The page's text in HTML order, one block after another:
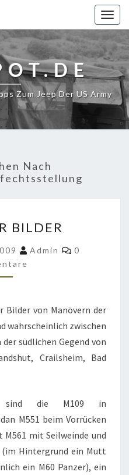
Zum Jeep Der US Army
Nach
BILDER
BILDER
Admin
0
Bilder von Manövern der
wahrscheinlich zwischen
südlichen Gegend von
Crailsheim, Bad
sind die M109 in
M551 beim Vorrücken
M561 mit Seilweinde und
(im Hintergrund ein Mutt
ein M60 Panzer), ein